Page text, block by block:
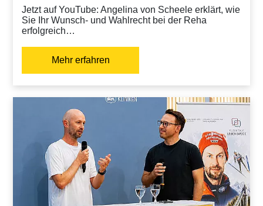
Jetzt auf YouTube: Angelina von Scheele erklärt, wie
Sie Ihr Wunsch- und Wahlrecht bei der Reha
erfolgreich…
Mehr erfahren